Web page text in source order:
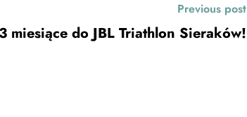
Previous post
miesiące do JBL Triathlon Sieraków!